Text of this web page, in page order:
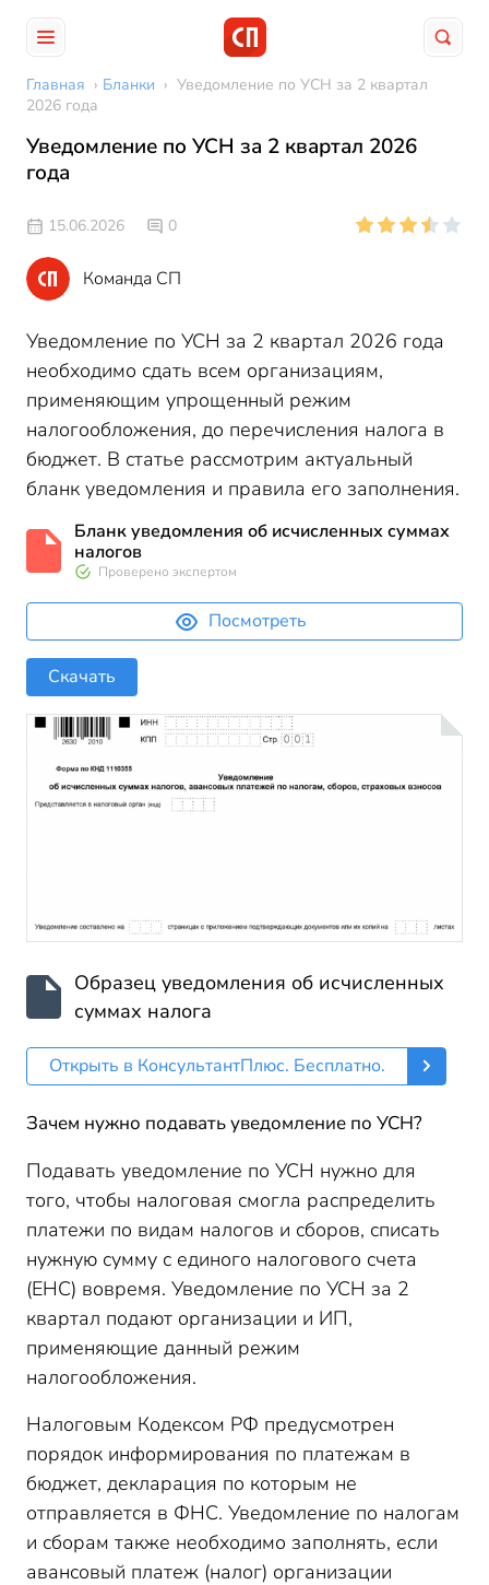
Главная › Бланки › Уведомление по УСН за 2 квартал
2026 года
Уведомление по УСН за 2 квартал 2026
года
15.06.2026 0
Команда СП
Уведомление по УСН за 2 квартал 2026 года
необходимо сдать всем организациям,
применяющим упрощенный режим
налогообложения, до перечисления налога в
бюджет. В статье рассмотрим актуальный
бланк уведомления и правила его заполнения.
Бланк уведомления об исчисленных суммах
налогов
Проверено экспертом
Посмотреть
Скачать
Образец уведомления об исчисленных
суммах налога
Открыть в КонсультантПлюс. Бесплатно.
Зачем нужно подавать уведомление по УСН?
Подавать уведомление по УСН нужно для
того, чтобы налоговая смогла распределить
платежи по видам налогов и сборов, списать
нужную сумму с единого налогового счета
(ЕНС) вовремя. Уведомление по УСН за 2
квартал подают организации и ИП,
применяющие данный режим
налогообложения.
Налоговым Кодексом РФ предусмотрен
порядок информирования по платежам в
бюджет, декларация по которым не
отправляется в ФНС. Уведомление по налогам
и сборам также необходимо заполнять, если
авансовый платеж (налог) организации